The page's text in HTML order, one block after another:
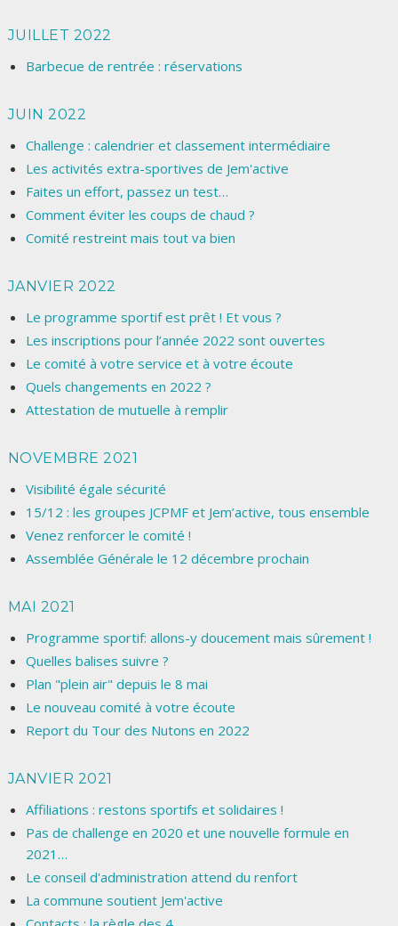
JUILLET 2022
Barbecue de rentrée : réservations
JUIN 2022
Challenge : calendrier et classement intermédiaire
Les activités extra-sportives de Jem'active
Faites un effort, passez un test…
Comment éviter les coups de chaud ?
Comité restreint mais tout va bien
JANVIER 2022
Le programme sportif est prêt ! Et vous ?
Les inscriptions pour l’année 2022 sont ouvertes
Le comité à votre service et à votre écoute
Quels changements en 2022 ?
Attestation de mutuelle à remplir
NOVEMBRE 2021
Visibilité égale sécurité
15/12 : les groupes JCPMF et Jem’active, tous ensemble
Venez renforcer le comité !
Assemblée Générale le 12 décembre prochain
MAI 2021
Programme sportif: allons-y doucement mais sûrement !
Quelles balises suivre ?
Plan "plein air" depuis le 8 mai
Le nouveau comité à votre écoute
Report du Tour des Nutons en 2022
JANVIER 2021
Affiliations : restons sportifs et solidaires !
Pas de challenge en 2020 et une nouvelle formule en
2021…
Le conseil d'administration attend du renfort
La commune soutient Jem'active